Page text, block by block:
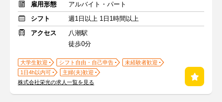
雇用形態
アルバイト・パート
シフト
週1日以上 1日1時間以上
アクセス
八潮駅
徒歩0分
大学生歓迎 シフト自由・自己申告
未経験者歓迎
1日4h以内可
主婦(夫)歓迎
株式会社栄光の求人一覧を見る